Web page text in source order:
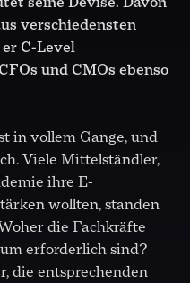
verschiedensten
C-Level
und CMOs ebenso
in vollem Gange, und
Viele Mittelständler,
ihre E-
wollten, standen
die Fachkräfte
erforderlich sind?
die entsprechenden